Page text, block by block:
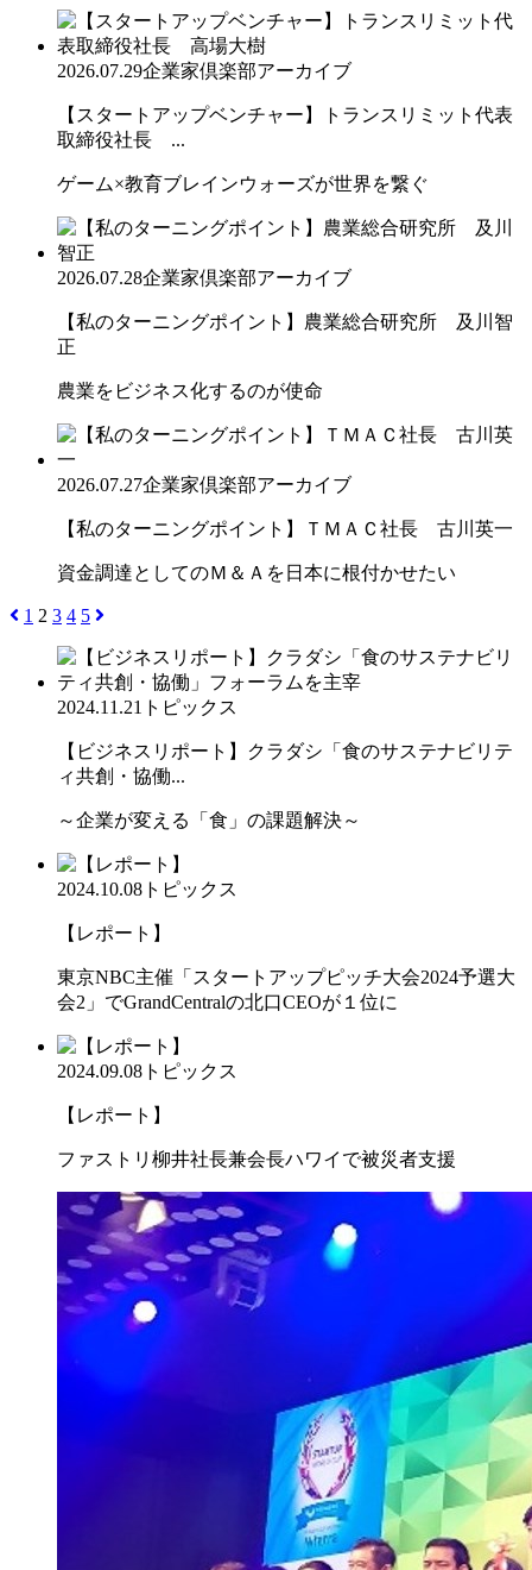
2026.07.29企業家倶楽部アーカイブ
【スタートアップベンチャー】トランスリミット代表
取締役社長 ...
ゲーム×教育ブレインウォーズが世界を繋ぐ
2026.07.28企業家倶楽部アーカイブ
【私のターニングポイント】農業総合研究所 及川智
正
農業をビジネス化するのが使命
2026.07.27企業家倶楽部アーカイブ
【私のターニングポイント】ＴＭＡＣ社長 古川英一
資金調達としてのＭ＆Ａを日本に根付かせたい
1 2 3 4 5
2024.11.21 トピックス
【ビジネスリポート】クラダシ「食のサステナビリテ
ィ共創・協働...
～企業が変える「食」の課題解決～
2024.10.08 トピックス
【レポート】
東京NBC主催「スタートアップピッチ大会2024予選大
会2」でGrandCentralの北口CEOが１位に
2024.09.08 トピックス
【レポート】
ファストリ柳井社長兼会長ハワイで被災者支援